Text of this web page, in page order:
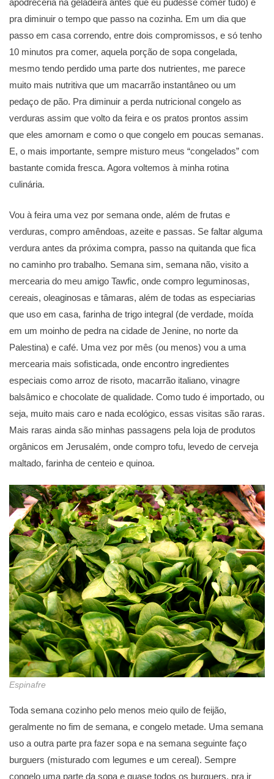
apodreceria na geladeira antes que eu pudesse comer tudo) e
pra diminuir o tempo que passo na cozinha. Em um dia que
passo em casa correndo, entre dois compromissos, e só tenho
10 minutos pra comer, aquela porção de sopa congelada,
mesmo tendo perdido uma parte dos nutrientes, me parece
muito mais nutritiva que um macarrão instantâneo ou um
pedaço de pão. Pra diminuir a perda nutricional congelo as
verduras assim que volto da feira e os pratos prontos assim
que eles amornam e como o que congelo em poucas semanas.
E, o mais importante, sempre misturo meus “congelados” com
bastante comida fresca. Agora voltemos à minha rotina
culinária.
Vou à feira uma vez por semana onde, além de frutas e
verduras, compro amêndoas, azeite e passas. Se faltar alguma
verdura antes da próxima compra, passo na quitanda que fica
no caminho pro trabalho. Semana sim, semana não, visito a
mercearia do meu amigo Tawfic, onde compro leguminosas,
cereais, oleaginosas e tâmaras, além de todas as especiarias
que uso em casa, farinha de trigo integral (de verdade, moída
em um moinho de pedra na cidade de Jenine, no norte da
Palestina) e café. Uma vez por mês (ou menos) vou a uma
mercearia mais sofisticada, onde encontro ingredientes
especiais como arroz de risoto, macarrão italiano, vinagre
balsâmico e chocolate de qualidade. Como tudo é importado, ou
seja, muito mais caro e nada ecológico, essas visitas são raras.
Mais raras ainda são minhas passagens pela loja de produtos
orgânicos em Jerusalém, onde compro tofu, levedo de cerveja
maltado, farinha de centeio e quinoa.
Espinafre
Toda semana cozinho pelo menos meio quilo de feijão,
geralmente no fim de semana, e congelo metade. Uma semana
uso a outra parte pra fazer sopa e na semana seguinte faço
burguers (misturado com legumes e um cereal). Sempre
congelo uma parte da sopa e quase todos os burguers, pra ir